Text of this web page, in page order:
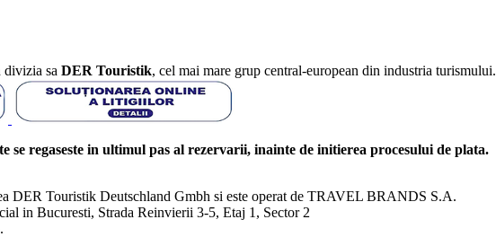
divizia sa DER Touristik, cel mai mare grup central-european din industria turismului.
se regaseste in ultimul pas al rezervarii, inainte de initierea procesului de plata.
DER Touristik Deutschland Gmbh si este operat de TRAVEL BRANDS S.A.
in Bucuresti, Strada Reinvierii 3-5, Etaj 1, Sector 2